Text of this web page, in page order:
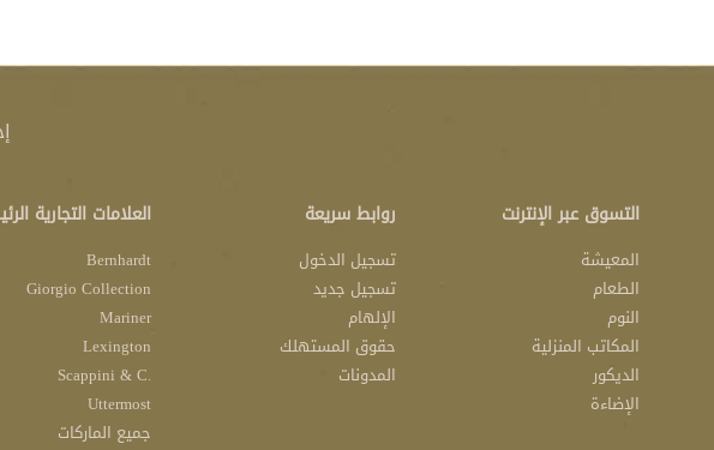
التسوق عبر الإنترنت
المعيشة
الطعام
النوم
المكاتب المنزلية
الديكور
الإضاءة
روابط سريعة
تسجيل الدخول
تسجيل جديد
الإلهام
حقوق المستهلك
المدونات
العلامات التجارية
Bernhardt
Giorgio Collection
Mariner
Lexington
.Scappini & C
Uttermost
جميع الماركات